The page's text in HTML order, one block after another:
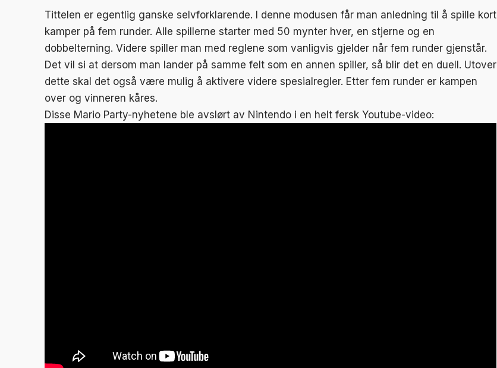
Tittelen er egentlig ganske selvforklarende. I denne modusen får man anledning til å spille kort
kamper på fem runder. Alle spillerne starter med 50 mynter hver, en stjerne og en
dobbelterning. Videre spiller man med reglene som vanligvis gjelder når fem runder gjenstår.
Det vil si at dersom man lander på samme felt som en annen spiller, så blir det en duell. Utover
dette skal det også være mulig å aktivere videre spesialregler. Etter fem runder er kampen
over og vinneren kåres.
Disse Mario Party-nyhetene ble avslørt av Nintendo i en helt fersk Youtube-video: